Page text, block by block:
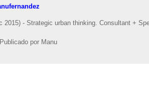
2015) - Strategic urban thinking. Consultant +
Publicado por Manu